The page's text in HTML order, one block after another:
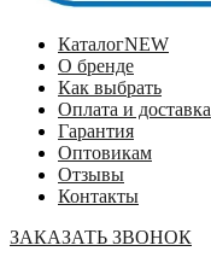
КаталогNEW
О бренде
Как выбрать
Оплата и доставка
Гарантия
Оптовикам
Отзывы
Контакты
ЗАКАЗАТЬ ЗВОНОК